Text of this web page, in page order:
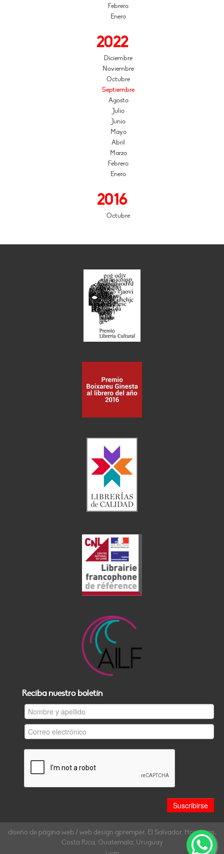
Febrero
Enero
2022
Diciembre
Noviembre
Octubre
Septiembre
Agosto
Julio
Junio
Mayo
Abril
Marzo
Febrero
Enero
2016
Octubre
Reciba nuestro boletín
diseño de página web / web design gpremper, El Salvador, Honduras,
Costa Rica, Guatemala, Uruguay
Login